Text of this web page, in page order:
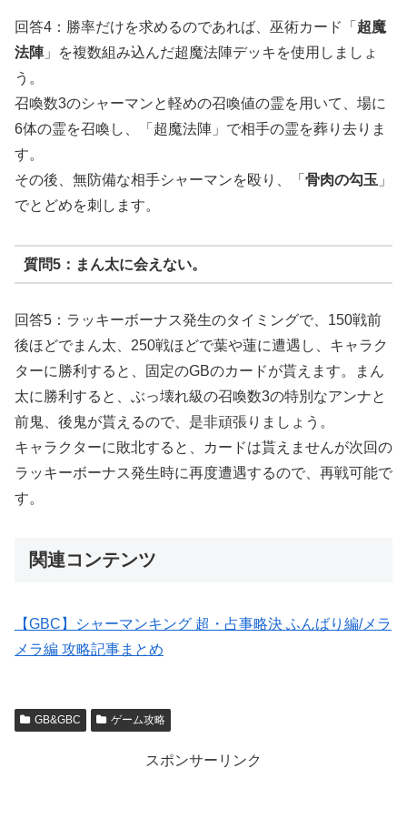
回答4：勝率だけを求めるのであれば、巫術カード「 超魔
法陣」を複数組み込んだ超魔法陣デッキを使用しましょ
う。
召喚数3のシャーマンと軽めの召喚値の霊を用いて、場に
6体の霊を召喚し、「超魔法陣」で相手の霊を葬り去りま
す。
その後、無防備な相手シャーマンを殴り、「 骨肉の勾玉 」
でとどめを刺します。
質問5：まん太に会えない。
回答5：ラッキーボーナス発生のタイミングで、150戦前
後ほどでまん太、250戦ほどで葉や蓮に遭遇し、キャラク
ターに勝利すると、固定のGBのカードが貰えます。まん
太に勝利すると、ぶっ壊れ級の召喚数3の特別なアンナと
前鬼、後鬼が貰えるので、是非頑張りましょう。
キャラクターに敗北すると、カードは貰えませんが次回の
ラッキーボーナス発生時に再度遭遇するので、再戦可能で
す。
関連コンテンツ
【GBC】シャーマンキング 超・占事略決 ふんばり編/メラ
メラ編 攻略記事まとめ
GB&GBC ゲーム攻略
スポンサーリンク